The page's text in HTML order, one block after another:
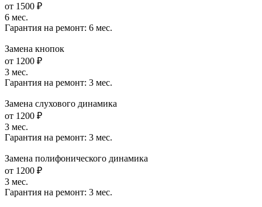
от 1500 ₽
6 мес.
Гарантия на ремонт: 6 мес.
Замена кнопок
от 1200 ₽
3 мес.
Гарантия на ремонт: 3 мес.
Замена слухового динамика
от 1200 ₽
3 мес.
Гарантия на ремонт: 3 мес.
Замена полифонического динамика
от 1200 ₽
3 мес.
Гарантия на ремонт: 3 мес.